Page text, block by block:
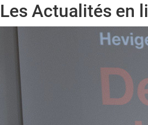
Les Actualités en